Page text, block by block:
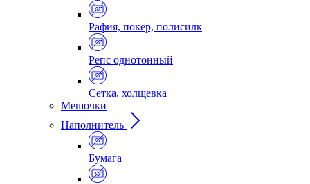
Рафия, покер, полисилк
Репс однотонный
Сетка, холщевка
Мешочки
Наполнитель
Бумага